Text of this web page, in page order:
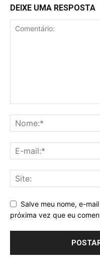
DESTAQUES
DEIXE UMA RESPOSTA
Salve meu nome, e-
próxima vez que eu